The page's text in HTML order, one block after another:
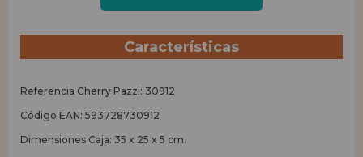
Características
Referencia Cherry Pazzi: 30912
Código EAN: 593728730912
Dimensiones Caja: 35 x 25 x 5 cm.